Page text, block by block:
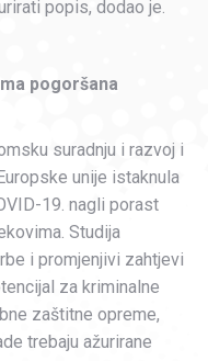
popis, dodao je.
pogoršana
suradnju i razvoj i
unije istaknula
19. nagli porast
Studija
i promjenjivi zahtjevi
za kriminalne
zaštitne opreme,
trebaju ažurirane